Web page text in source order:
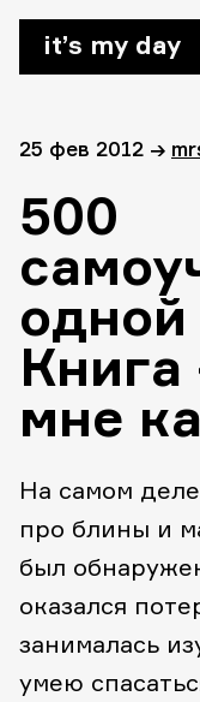
it’s my day
25 фев 2012 →
500
мне
На самом
про блины и
был
оказался
занималась
умею